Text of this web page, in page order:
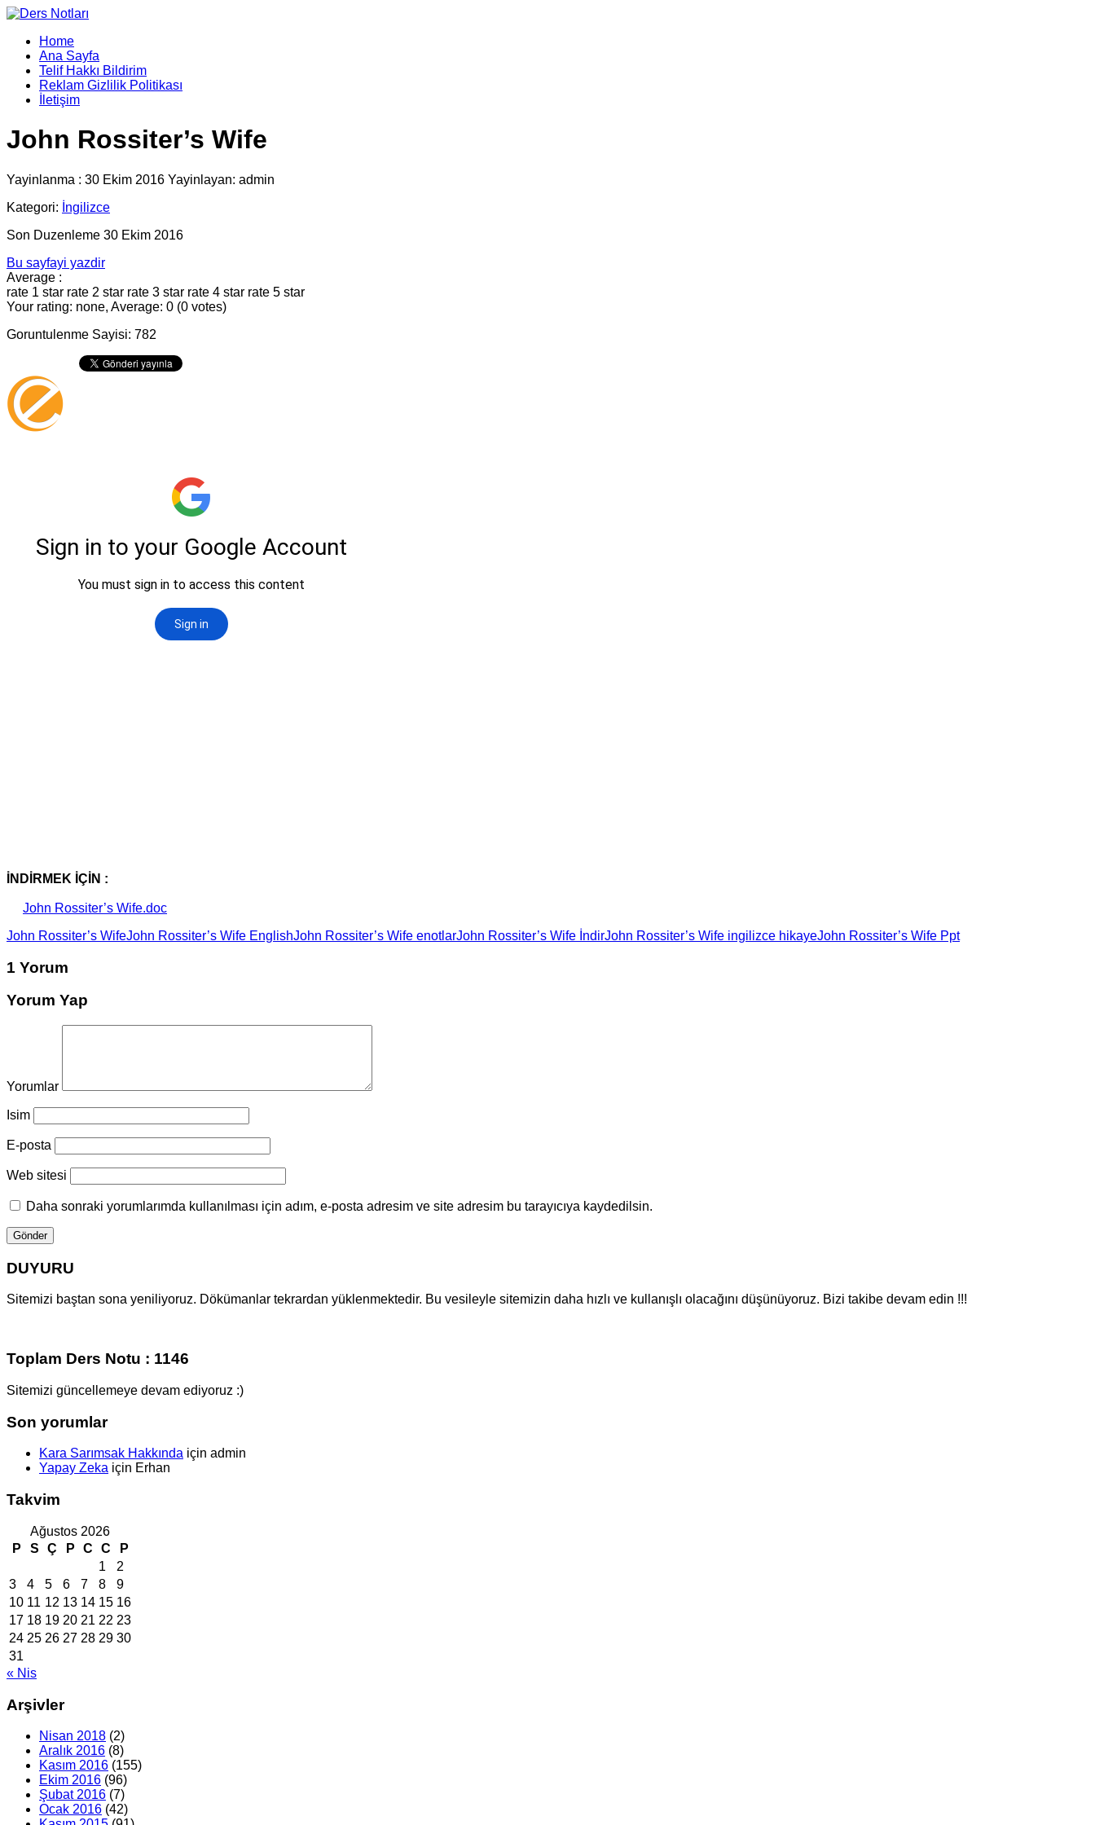
Home
Ana Sayfa
Telif Hakkı Bildirim
Reklam Gizlilik Politikası
İletişim
John Rossiter’s Wife
Yayinlanma : 30 Ekim 2016 Yayinlayan: admin
Kategori: İngilizce
Son Duzenleme 30 Ekim 2016
Bu sayfayi yazdir
Average :
rate 1 star rate 2 star rate 3 star rate 4 star rate 5 star
Your rating: none, Average: 0 (0 votes)
Goruntulenme Sayisi: 782
İNDİRMEK İÇİN :
John Rossiter’s Wife.doc
John Rossiter’s WifeJohn Rossiter’s Wife EnglishJohn Rossiter’s Wife enotlarJohn Rossiter’s Wife İndirJohn Rossiter’s Wife ingilizce hikayeJohn Rossiter’s Wife Ppt
1 Yorum
Yorum Yap
Yorumlar
Isim
E-posta
Web sitesi
Daha sonraki yorumlarımda kullanılması için adım, e-posta adresim ve site adresim bu tarayıcıya kaydedilsin.
DUYURU
Sitemizi baştan sona yeniliyoruz. Dökümanlar tekrardan yüklenmektedir. Bu vesileyle sitemizin daha hızlı ve kullanışlı olacağını düşünüyoruz. Bizi takibe devam edin !!!
Toplam Ders Notu : 1146
Sitemizi güncellemeye devam ediyoruz :)
Son yorumlar
Kara Sarımsak Hakkında için admin
Yapay Zeka için Erhan
Takvim
Ağustos 2026
P
S Ç P C C
P
1
2
3
4 5 6 7 8
9
10 11 12 13 14 15 16
17 18 19 20 21 22 23
24 25 26 27 28 29 30
31
« Nis
Arşivler
Nisan 2018 (2)
Aralık 2016 (8)
Kasım 2016 (155)
Ekim 2016 (96)
Şubat 2016 (7)
Ocak 2016 (42)